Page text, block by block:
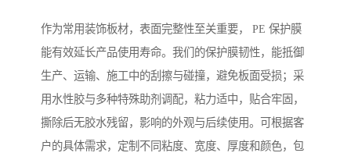
作为常用装饰板材，表面完整性至关重要， PE 保护膜
能有效延长产品使用寿命。我们的保护膜韧性，能抵御
生产、运输、施工中的刮擦与碰撞，避免板面受损；采
用水性胶与多种特殊助剂调配，粘力适中，贴合牢固，
撕除后无胶水残留，影响的外观与后续使用。可根据客
户的具体需求，定制不同粘度、宽度、厚度和颜色，包